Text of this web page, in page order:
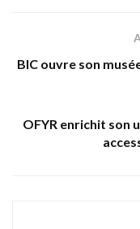
BIC ouvre son
OFYR enrichit son